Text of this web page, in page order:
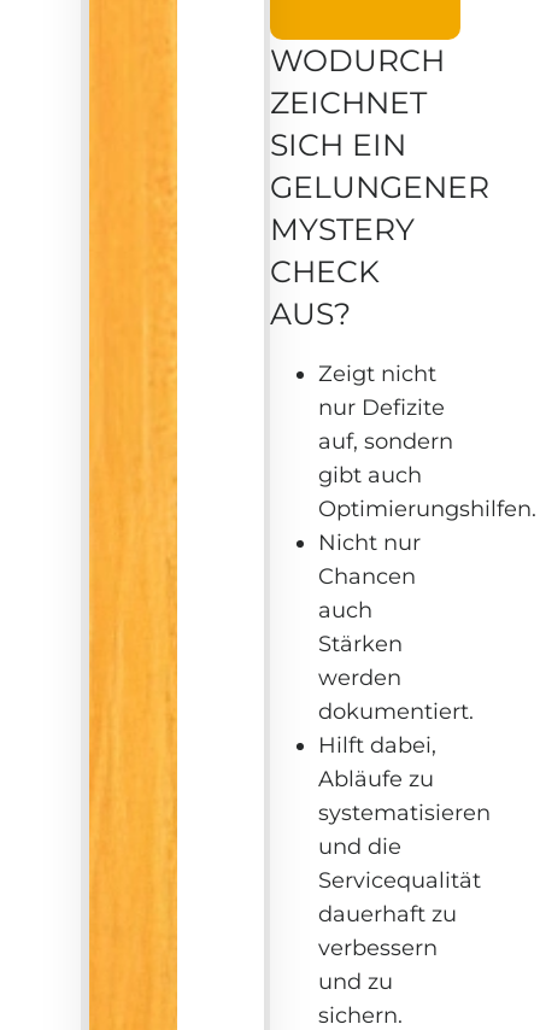
WODURCH
ZEICHNET
SICH EIN
GELUNGENER
MYSTERY
CHECK
AUS?
Zeigt nicht
nur Defizite
auf, sondern
gibt auch
Optimierungshilfen.
Nicht nur
Chancen
auch
Stärken
werden
dokumentiert.
Hilft dabei,
Abläufe zu
systematisieren
und die
Servicequalität
dauerhaft zu
verbessern
und zu
sichern.